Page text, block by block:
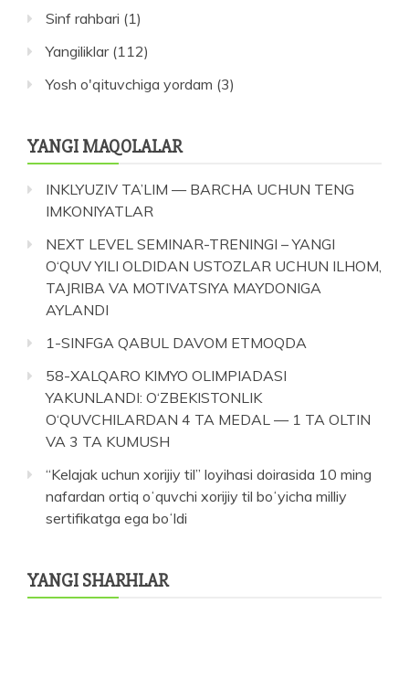
Sinf rahbari (1)
Yangiliklar(112)
Yosh o'qituvchiga yordam (3)
YANGI MAQOLALAR
INKLYUZIV TA’LIM — BARCHA UCHUN TENG
IMKONIYATLAR
NEXT LEVEL SEMINAR-TRENINGI – YANGI
O‘QUV YILI OLDIDAN USTOZLAR UCHUN ILHOM,
TAJRIBA VA MOTIVATSIYA MAYDONIGA
AYLANDI
1-SINFGA QABUL DAVOM ETMOQDA
58-XALQARO KIMYO OLIMPIADASI
YAKUNLANDI: O‘ZBEKISTONLIK
O‘QUVCHILARDAN 4 TA MEDAL — 1 TA OLTIN
VA 3 TA KUMUSH
“Kelajak uchun xorijiy til” loyihasi doirasida 10 ming
nafardan ortiq oʻquvchi xorijiy til boʻyicha milliy
sertifikatga ega boʻldi
YANGI SHARHLAR